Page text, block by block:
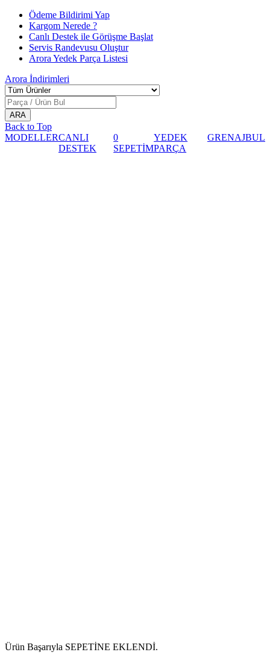
Ödeme Bildirimi Yap
Kargom Nerede ?
Canlı Destek ile Görüşme Başlat
Servis Randevusu Oluştur
Arora Yedek Parça Listesi
Arora İndirimleri
Back to Top
MODELLERCANLI
DESTEK
0
SEPETİM
YEDEK
PARÇA
GRENAJBUL
Ürün Başarıyla SEPETİNE EKLENDİ.